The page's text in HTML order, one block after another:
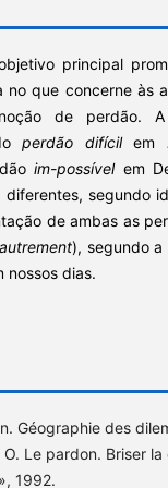
principal
que concerne às
de perdão.
perdão difícilem
im-possívelem
segundo
de ambas as
autrement), segundo a
nossos dias.
Géographie des
Le pardon. Briser
1992.